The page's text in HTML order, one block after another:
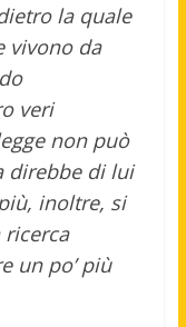
la quale
vivono da
veri
non può
direbbe di lui
inoltre, si
un po’ più